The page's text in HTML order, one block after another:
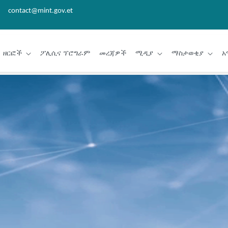
contact@mint.gov.et
ዘርፎች ፖሊሲና ፕሮግራም መረጃዎች ሚዲያ ማስታወቂያ